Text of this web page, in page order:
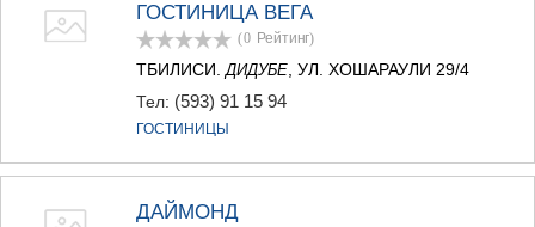
ГОСТИНИЦА ВЕГА
(0 Рейтинг)
ТБИЛИСИ. ДИДУБЕ , УЛ. ХОШАРАУЛИ 29/4
Тел: (593) 91 15 94
ГОСТИНИЦЫ
ДАЙМОНД